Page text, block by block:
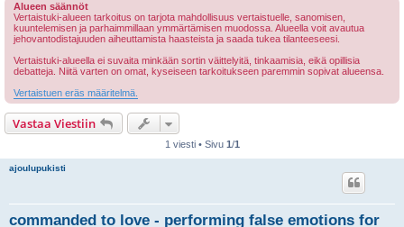
Alueen säännöt
Vertaistuki-alueen tarkoitus on tarjota mahdollisuus vertaistuelle, sanomisen,
kuuntelemisen ja parhaimmillaan ymmärtämisen muodossa. Alueella voit avautua
jehovantodistajuuden aiheuttamista haasteista ja saada tukea tilanteeseesi.
Vertaistuki-alueella ei suvaita minkään sortin väittelyitä, tinkaamisia, eikä opillisia
debatteja. Niitä varten on omat, kyseiseen tarkoitukseen paremmin sopivat alueensa.
Vertaistuen eräs määritelmä.
Vastaa Viestiin
1 viesti • Sivu 1/1
ajoulupukisti
commanded to love - performing false emotions for